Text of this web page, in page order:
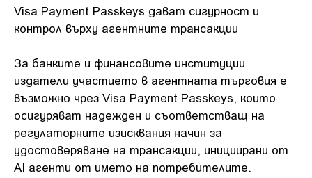
Visa Payment Passkeys дават сигурност и
контрол върху агентните трансакции
За банките и финансовите институции
издатели участието в агентната търговия е
възможно чрез Visa Payment Passkeys, които
осигуряват надежден и съответстващ на
регулаторните изисквания начин за
удостоверяване на трансакции, инициирани от
AI агенти от името на потребителите.